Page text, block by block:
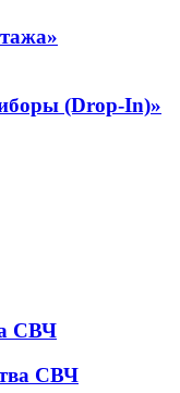
(Drop-In)»
СВЧ
СВЧ